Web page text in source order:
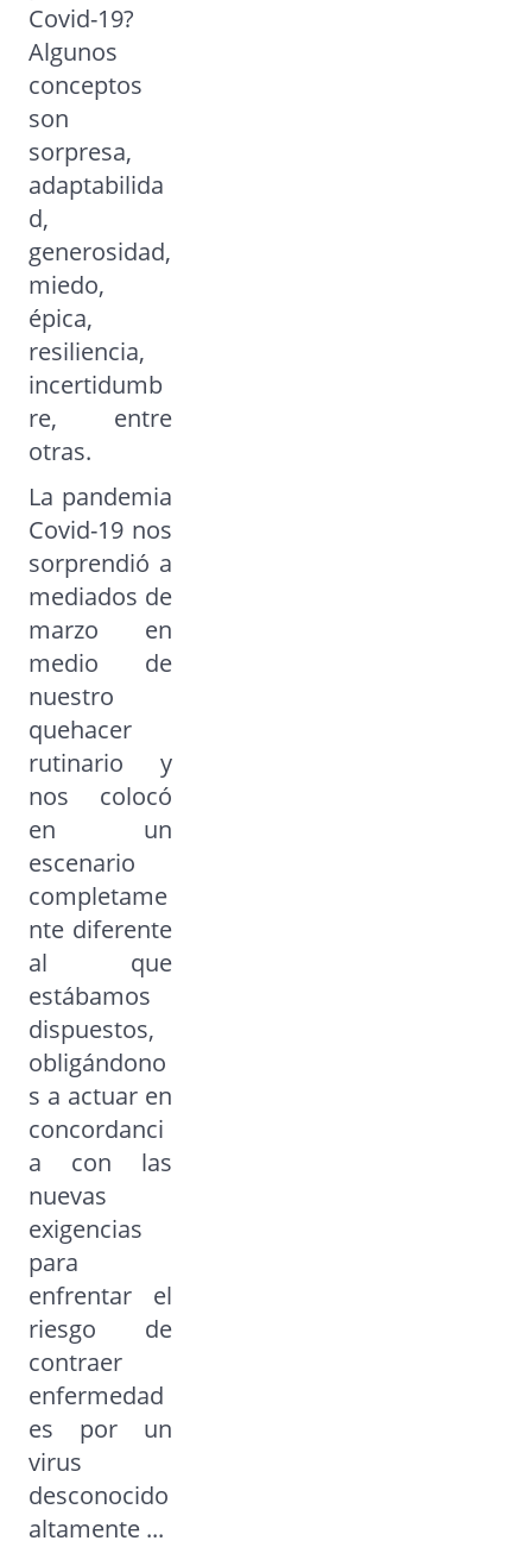
Covid-19?
Algunos
conceptos
son
sorpresa,
adaptabilida
d,
generosidad,
miedo,
épica,
resiliencia,
incertidumb
re, entre
otras.
La pandemia
Covid-19 nos
sorprendió a
mediados de
marzo en
medio de
nuestro
quehacer
rutinario y
nos colocó
en un
escenario
completame
nte diferente
al que
estábamos
dispuestos,
obligándono
s a actuar en
concordanci
a con las
nuevas
exigencias
para
enfrentar el
riesgo de
contraer
enfermedad
es por un
virus
desconocido
altamente ...